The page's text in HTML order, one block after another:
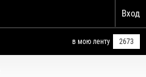
Вход
в мою ленту 2673